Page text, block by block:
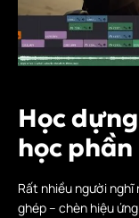
Học
học
Rất nhiều người
ghép – chèn hiệu